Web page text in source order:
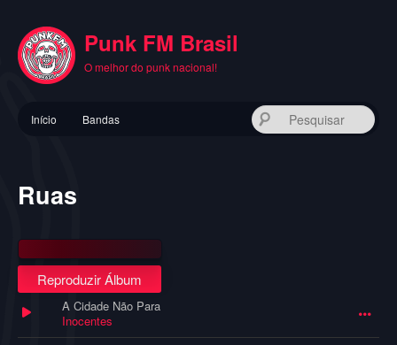
conteúdo
principal
Punk FM Brasil
O melhor do punk nacional!
principal
Início Bandas
Ruas
Reproduzir Álbum
A Cidade Não Para
Inocentes